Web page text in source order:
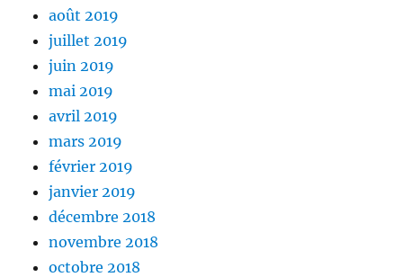
août 2019
juillet 2019
juin 2019
mai 2019
avril 2019
mars 2019
février 2019
janvier 2019
décembre 2018
novembre 2018
octobre 2018